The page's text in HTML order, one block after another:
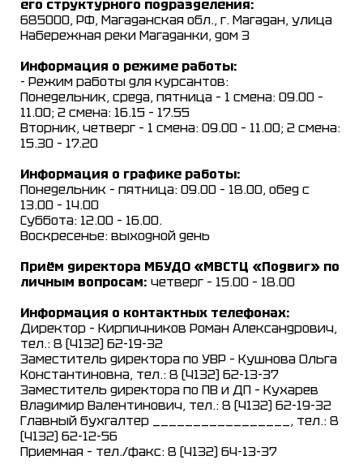
его структурного подразделения:
685000, РФ, Магаданская обл., г. Магадан, улица
Набережная реки Магаданки, дом 3
Информация о режиме работы:
- Режим работы для курсантов:
Понедельник, среда, пятница – 1 смена: 09.00 –
11.00; 2 смена: 16.15 – 17.55
Вторник, четверг – 1 смена: 09.00 – 11.00; 2 смена:
15.30 – 17.20
Информация о графике работы:
Понедельник – пятница: 09.00 – 18.00, обед с
13.00 – 14.00
Суббота: 12.00 – 16.00.
Воскресенье: выходной день
Приём директора МБУДО «МВСТЦ «Подвиг» по
личным вопросам: четверг – 15.00 – 18.00
Информация о контактных телефонах:
Директор – Кирпичников Роман Александрович,
тел.: 8 (4132) 62-19-32
Заместитель директора по УВР – Кушнова Ольга
Константиновна, тел.: 8 (4132) 62-13-37
Заместитель директора по ПВ и ДП – Кухарев
Владимир Валентинович, тел.: 8 (4132) 62-19-32
Главный бухгалтер _________________, тел.: 8
(4132) 62-12-56
Приемная – тел./факс: 8 (4132) 64-13-37